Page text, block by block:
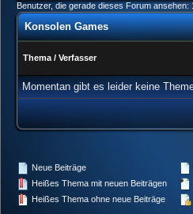
Benutzer, die gerade dieses Forum ansehen:
Konsolen Games
Thema / Verfasser
Momentan gibt es leider keine
Neue Beiträge
Heißes Thema mit neuen Beiträgen
Heißes Thema ohne neue Beiträge